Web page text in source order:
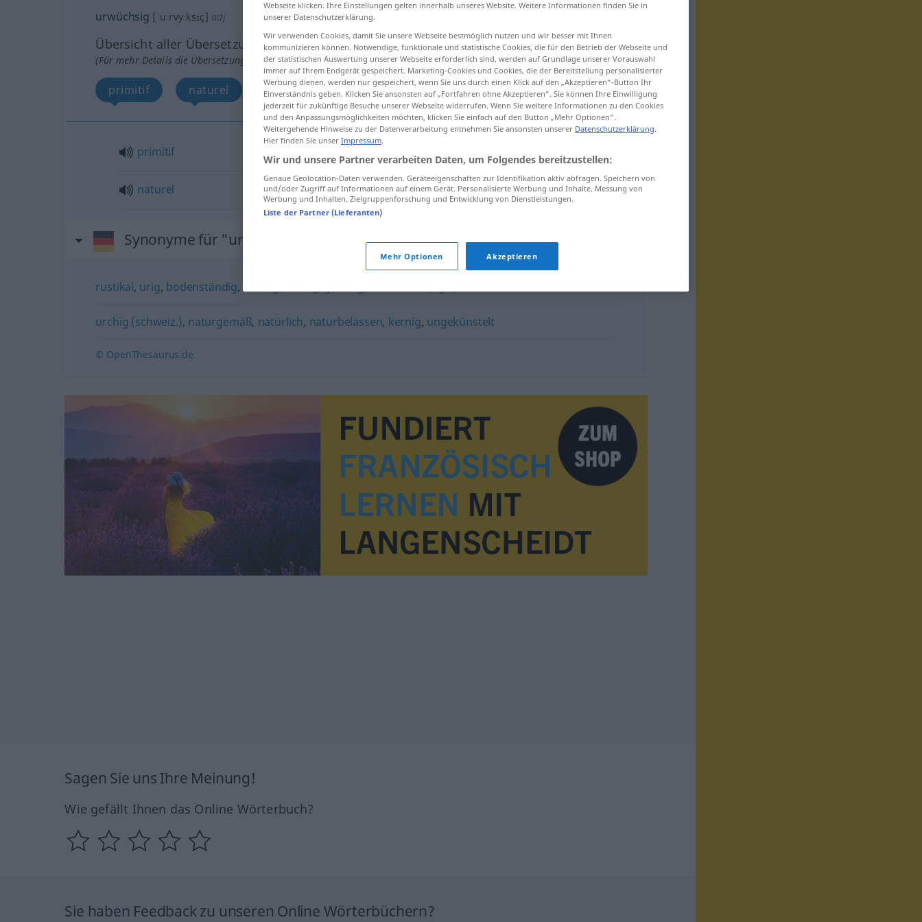
urwüchsig [ˈuːrvyːksɪç] adj
Übersicht aller Übersetzungen
(Für mehr Details die Übersetzung anklicken/antippen)
primitif naturel
primitif
naturel urwüchsig(≈ natürlich)
Synonyme für "urwüchsig"
rustikal, urig, bodenständig,zünftig
urchig (schweiz.), naturgemäß, natürlich, naturbelassen, kernig, ungekünstelt
© OpenThesaurus.de
Sagen Sie uns Ihre Meinung!
Wie gefällt Ihnen das Online Wörterbuch?
Sie haben Feedback zu unseren Online Wörterbüchern?
Webseite klicken. Ihre Einstellungen gelten innerhalb unseres Website. Weitere Informationen finden Sie in
unserer Datenschutzerklärung.
Wir verwenden Cookies, damit Sie unsere Webseite bestmöglich nutzen und wir besser mit Ihnen
kommunizieren können. Notwendige, funktionale und statistische Cookies, die für den Betrieb der Webseite und
der statistischen Auswertung unserer Webseite erforderlich sind, werden auf Grundlage unserer Vorauswahl
immer auf Ihrem Endgerät gespeichert. Marketing-Cookies und Cookies, die der Bereitstellung personalisierter
Werbung dienen, werden nur gespeichert, wenn Sie uns durch einen Klick auf den „Akzeptieren“-Button Ihr
Einverständnis geben. Klicken Sie ansonsten auf „Fortfahren ohne Akzeptieren“. Sie können Ihre Einwilligung
jederzeit für zukünftige Besuche unserer Webseite widerrufen. Wenn Sie weitere Informationen zu den Cookies
und den Anpassungsmöglichkeiten möchten, klicken Sie einfach auf den Button „Mehr Optionen“.
Weitergehende Hinweise zu der Datenverarbeitung entnehmen Sie ansonsten unserer Datenschutzerklärung.
Hier finden Sie unser Impressum.
Wir und unsere Partner verarbeiten Daten, um Folgendes bereitzustellen:
Genaue Geolocation-Daten verwenden. Geräteeigenschaften zur Identifikation aktiv abfragen. Speichern von
und/oder Zugriff auf Informationen auf einem Gerät. Personalisierte Werbung und Inhalte, Messung von
Werbung und Inhalten, Zielgruppenforschung und Entwicklung von Dienstleistungen.
Liste der Partner (Lieferanten)
Mehr Optionen Akzeptieren